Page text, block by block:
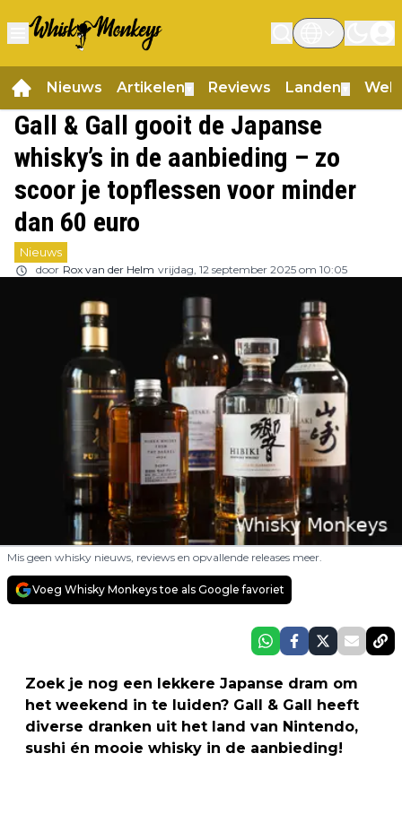
Nieuws Artikelen Reviews Landen
Gall & Gall gooit de Japanse
whisky’s in de aanbieding – zo
scoor je topflessen voor minder
dan 60 euro
Nieuws
door Rox van der Helm vrijdag, 12 september 2025 om 10:05
Mis geen whisky nieuws, reviews en opvallende releases meer.
Voeg Whisky Monkeys toe als Google favoriet
Zoek je nog een lekkere Japanse dram om
het weekend in te luiden? Gall & Gall heeft
diverse dranken uit het land van Nintendo,
sushi én mooie whisky in de aanbieding!